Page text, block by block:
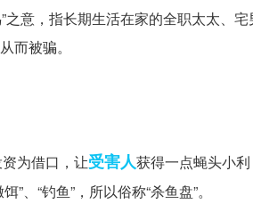
之意，指长期生活在家的全职太太、
而被骗。
为借口，让受害人获得一点蝇头小
“钓鱼”，所以俗称“杀鱼盘”。